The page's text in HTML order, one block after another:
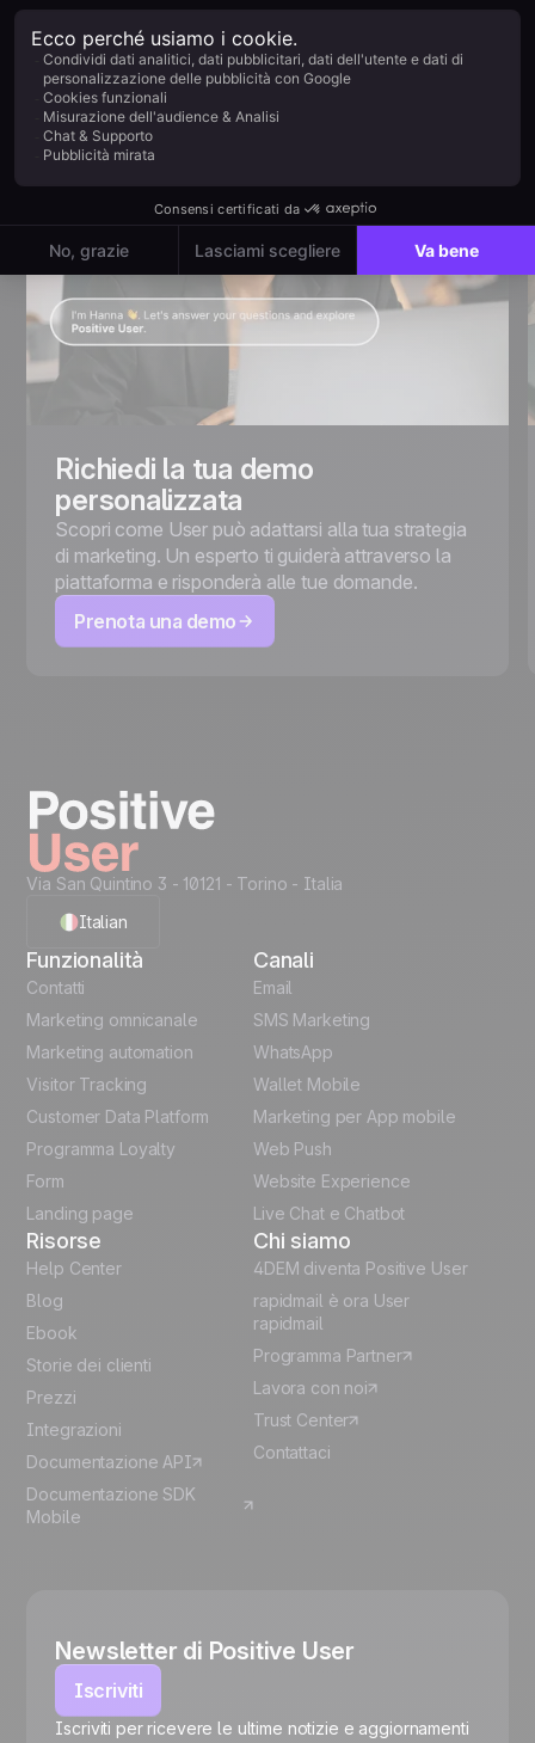
Richiedi la tua demo
personalizzata
Scopri come User può adattarsi alla tua strategia
di marketing. Un esperto ti guiderà attraverso la
piattaforma e risponderà alle tue domande.
Prenota una demo
Via San Quintino 3 - 10121 - Torino - Italia
Italian
English
French
Polish
German
Español
Funzionalità
Contatti
Marketing omnicanale
Marketing automation
Visitor Tracking
Customer Data Platform
Programma Loyalty
Form
Landing page
Canali
Email
SMS Marketing
WhatsApp
Wallet Mobile
Marketing per App mobile
Web Push
Website Experience
Live Chat e Chatbot
Risorse
Help Center
Blog
Ebook
Storie dei clienti
Prezzi
Integrazioni
Documentazione API
Documentazione SDK
Mobile
Chi siamo
4DEM diventa Positive User
rapidmail è ora User
rapidmail
Programma Partner
Lavora con noi
Trust Center
Contattaci
Newsletter di Positive User
Iscriviti
Iscriviti per ricevere le ultime notizie e aggiornamenti